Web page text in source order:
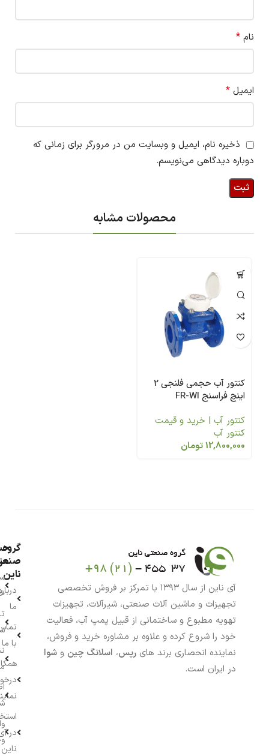
نام *
ایمیل *
ذخیره نام، ایمیل و وبسایت من در مرورگر برای زمانی که
دوباره دیدگاهی می‌نویسم.
محصولات مشابه
کنتور آب حجمی فلنجی 2
اینچ فراسنج FR-WI
کنتور آب | خرید و قیمت
کنتور آب
12,800,000تومان
آی ناین از سال ۱۳۹۳ با تمرکز بر فروش تخصصی
تجهیزات و ماشین آلات صنعتی، شیرآلات، تجهیزات
تهویه مطبوع و ساختمانی از قبیل پمپ آب، فعالیت
خود را شروع کرده و علاوه بر مشاوره خرید و فروش،
نماینده انحصاری برند های رپس، اسلانگ چین و شوا
در ایران است.
گروه
ناین
ما
با ما
در
ناین